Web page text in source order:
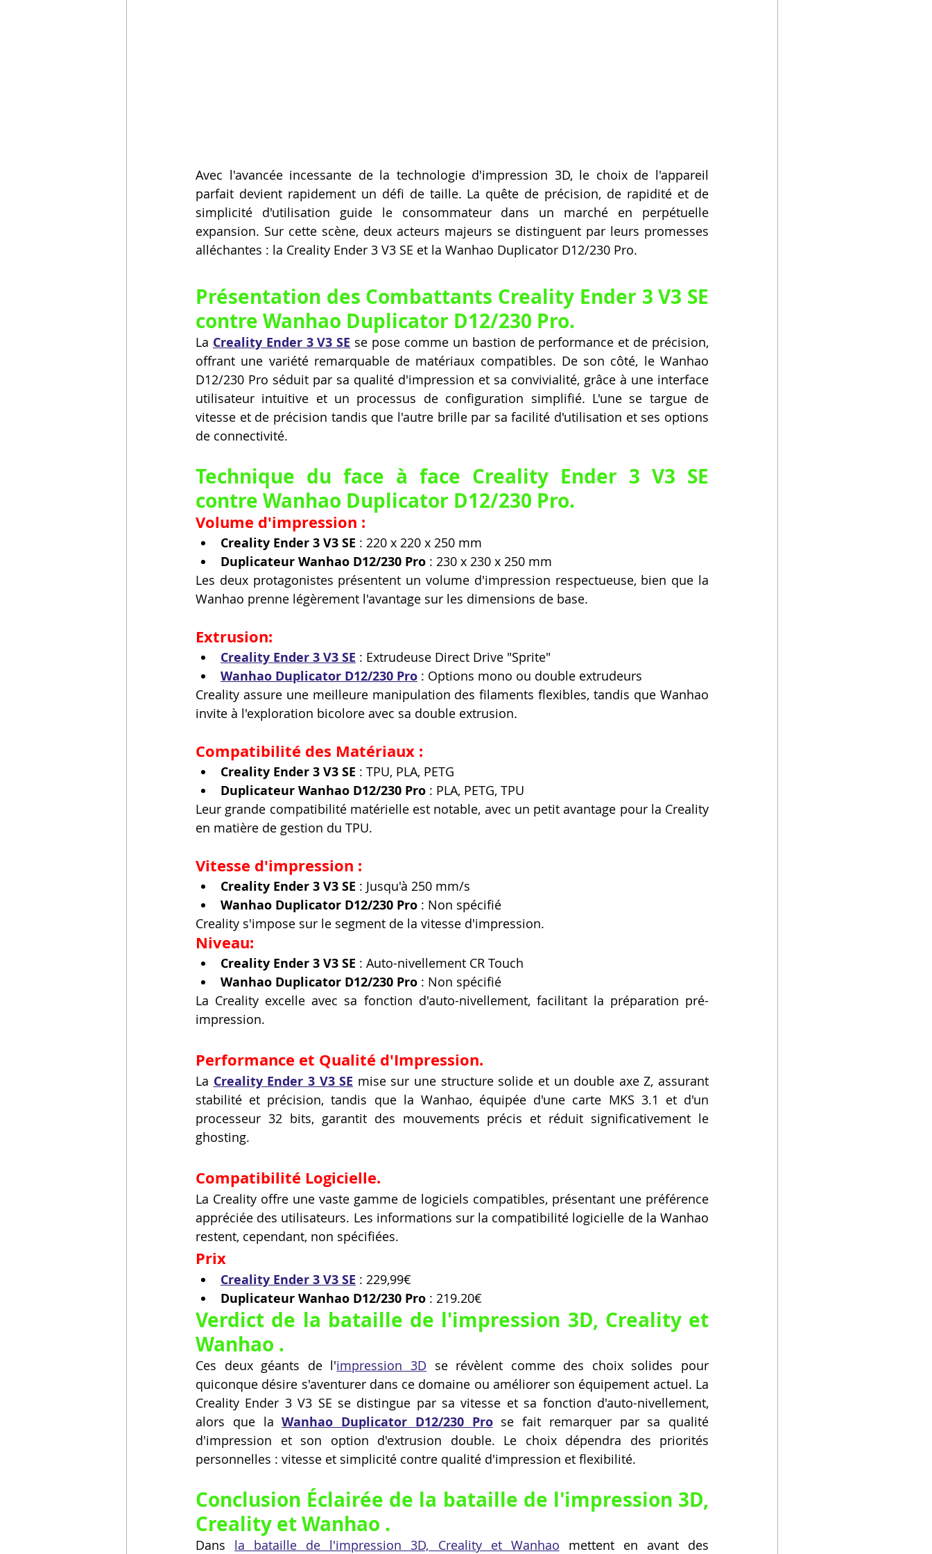
Avec l'avancée incessante de la technologie d'impression 3D, le choix de l'appareil
parfait devient rapidement un défi de taille. La quête de précision, de rapidité et de
simplicité d'utilisation guide le consommateur dans un marché en perpétuelle
expansion. Sur cette scène, deux acteurs majeurs se distinguent par leurs promesses
alléchantes : la Creality Ender 3 V3 SE et la Wanhao Duplicator D12/230 Pro.
Présentation des Combattants Creality Ender 3 V3 SE
contre Wanhao Duplicator D12/230 Pro.
La Creality Ender 3 V3 SE se pose comme un bastion de performance et de précision,
offrant une variété remarquable de matériaux compatibles. De son côté, le Wanhao
D12/230 Pro séduit par sa qualité d'impression et sa convivialité, grâce à une interface
utilisateur intuitive et un processus de configuration simplifié. L'une se targue de
vitesse et de précision tandis que l'autre brille par sa facilité d'utilisation et ses options
de connectivité.
Technique du face à face Creality Ender 3 V3 SE
contre Wanhao Duplicator D12/230 Pro.
Volume d'impression :
Creality Ender 3 V3 SE : 220 x 220 x 250 mm
Duplicateur Wanhao D12/230 Pro : 230 x 230 x 250 mm
Les deux protagonistes présentent un volume d'impression respectueuse, bien que la
Wanhao prenne légèrement l'avantage sur les dimensions de base.
Extrusion:
Creality Ender 3 V3 SE : Extrudeuse Direct Drive "Sprite"
Wanhao Duplicator D12/230 Pro : Options mono ou double extrudeurs
Creality assure une meilleure manipulation des filaments flexibles, tandis que Wanhao
invite à l'exploration bicolore avec sa double extrusion.
Compatibilité des Matériaux :
Creality Ender 3 V3 SE : TPU, PLA, PETG
Duplicateur Wanhao D12/230 Pro : PLA, PETG, TPU
Leur grande compatibilité matérielle est notable, avec un petit avantage pour la Creality
en matière de gestion du TPU.
Vitesse d'impression :
Creality Ender 3 V3 SE : Jusqu'à 250 mm/s
Wanhao Duplicator D12/230 Pro : Non spécifié
Creality s'impose sur le segment de la vitesse d'impression.
Niveau:
Creality Ender 3 V3 SE : Auto-nivellement CR Touch
Wanhao Duplicator D12/230 Pro : Non spécifié
La Creality excelle avec sa fonction d'auto-nivellement, facilitant la préparation pré-
impression.
Performance et Qualité d'Impression.
La Creality Ender 3 V3 SE mise sur une structure solide et un double axe Z, assurant
stabilité et précision, tandis que la Wanhao, équipée d'une carte MKS 3.1 et d'un
processeur 32 bits, garantit des mouvements précis et réduit significativement le
ghosting.
Compatibilité Logicielle.
La Creality offre une vaste gamme de logiciels compatibles, présentant une préférence
appréciée des utilisateurs. Les informations sur la compatibilité logicielle de la Wanhao
restent, cependant, non spécifiées.
Prix
Creality Ender 3 V3 SE : 229,99€
Duplicateur Wanhao D12/230 Pro : 219.20€
Verdict de la bataille de l'impression 3D, Creality et
Wanhao .
Ces deux géants de l'impression 3D se révèlent comme des choix solides pour
quiconque désire s'aventurer dans ce domaine ou améliorer son équipement actuel. La
Creality Ender 3 V3 SE se distingue par sa vitesse et sa fonction d'auto-nivellement,
alors que la Wanhao Duplicator D12/230 Pro se fait remarquer par sa qualité
d'impression et son option d'extrusion double. Le choix dépendra des priorités
personnelles : vitesse et simplicité contre qualité d'impression et flexibilité.
Conclusion Éclairée de la bataille de l'impression 3D,
Creality et Wanhao .
Dans la bataille de l'impression 3D, Creality et Wanhao mettent en avant des